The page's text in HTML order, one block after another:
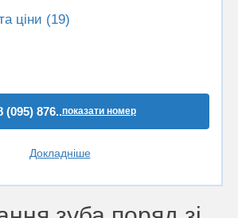
ціни (19)
(095) 876..показати номер
Докладніше